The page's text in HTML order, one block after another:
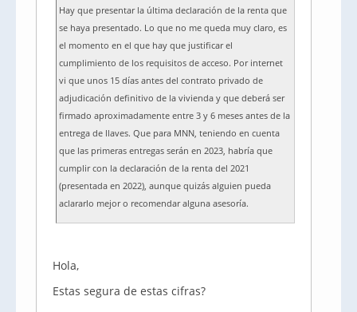
Hay que presentar la última declaración de la renta que
se haya presentado. Lo que no me queda muy claro, es
el momento en el que hay que justificar el
cumplimiento de los requisitos de acceso. Por internet
vi que unos 15 días antes del contrato privado de
adjudicación definitivo de la vivienda y que deberá ser
firmado aproximadamente entre 3 y 6 meses antes de la
entrega de llaves. Que para MNN, teniendo en cuenta
que las primeras entregas serán en 2023, habría que
cumplir con la declaración de la renta del 2021
(presentada en 2022), aunque quizás alguien pueda
aclararlo mejor o recomendar alguna asesoría.
Hola,
Estas segura de estas cifras?